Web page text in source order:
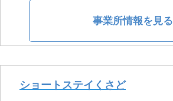
事業所情報を見る
ショートステイくさど